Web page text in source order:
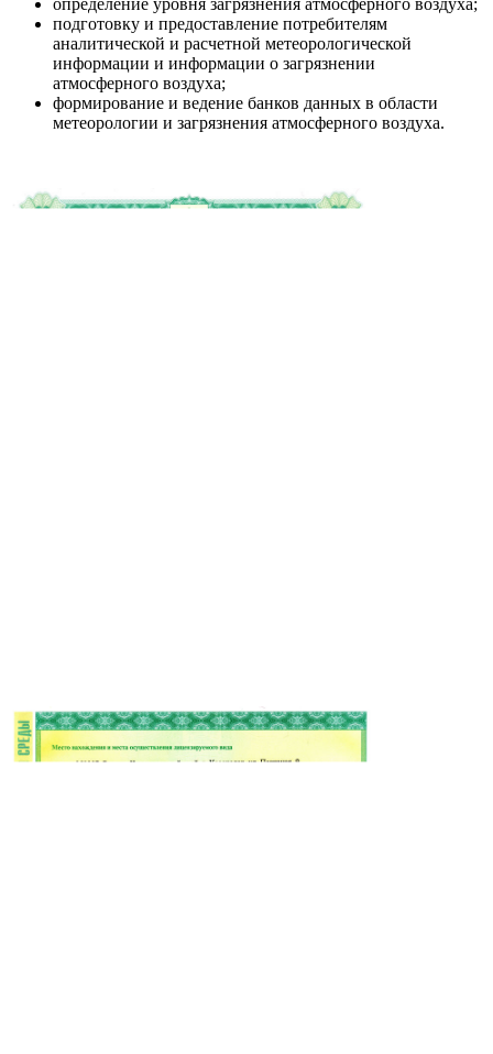
подготовку и предоставление потребителям
аналитической и расчетной метеорологической
информации и информации о загрязнении
атмосферного воздуха;
формирование и ведение банков данных в области
метеорологии и загрязнения атмосферного воздуха.